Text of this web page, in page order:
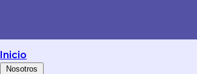
Inicio
Nosotros